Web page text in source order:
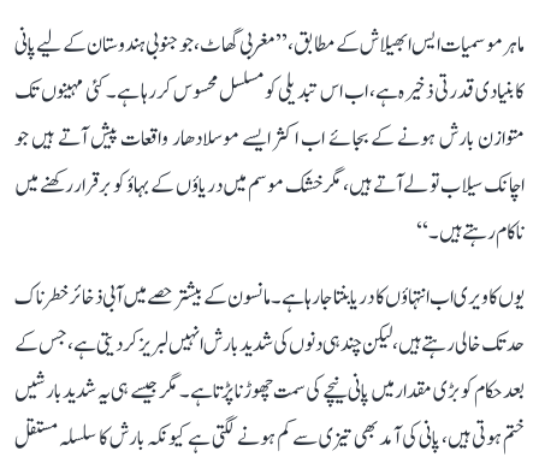
ماہر موسمیات ایس ابھیلاش کے مطابق، ’’مغربی گھاٹ، جو جنوبی ہندوستان کے لیے پانی
کا بنیادی قدرتی ذخیرہ ہے، اب اس تبدیلی کو مسلسل محسوس کر رہا ہے۔ کئی مہینوں تک
متوازن بارش ہونے کے بجائے اب اکثر ایسے موسلادھار واقعات پیش آتے ہیں جو
اچانک سیلاب تو لے آتے ہیں، مگر خشک موسم میں دریاؤں کے بہاؤ کو برقرار رکھنے میں
ناکام رہتے ہیں۔‘‘
یوں کاویری اب انتہاؤں کا دریا بنتا جا رہا ہے۔ مانسون کے بیشتر حصے میں آبی ذخائر خطرناک
حد تک خالی رہتے ہیں، لیکن چند ہی دنوں کی شدید بارش انہیں لبریز کر دیتی ہے، جس کے
بعد حکام کو بڑی مقدار میں پانی نیچے کی سمت چھوڑنا پڑتا ہے۔ مگر جیسے ہی یہ شدید بارشیں
ختم ہوتی ہیں، پانی کی آمد بھی تیزی سے کم ہونے لگتی ہے کیونکہ بارش کا سلسلہ مستقل